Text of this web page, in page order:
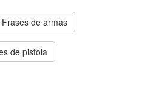
Frases de armas
de pistola